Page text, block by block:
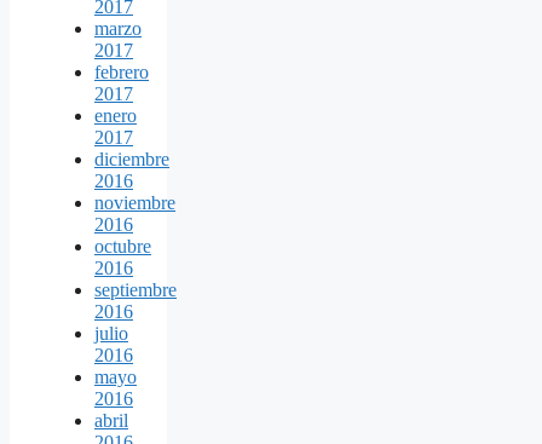
2017
marzo
2017
febrero
2017
enero
2017
diciembre
2016
noviembre
2016
octubre
2016
septiembre
2016
julio
2016
mayo
2016
abril